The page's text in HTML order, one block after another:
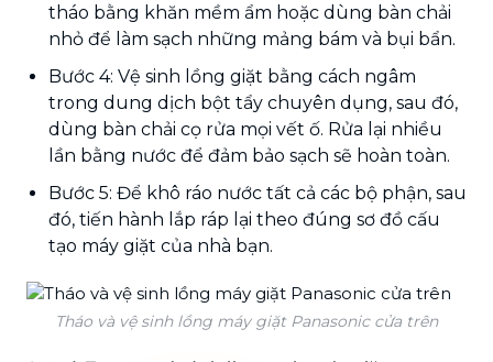
tháo bằng khăn mềm ẩm hoặc dùng bàn chải
nhỏ để làm sạch những mảng bám và bụi bẩn.
Bước 4: Vệ sinh lồng giặt bằng cách ngâm
trong dung dịch bột tẩy chuyên dụng, sau đó,
dùng bàn chải cọ rửa mọi vết ố. Rửa lại nhiều
lần bằng nước để đảm bảo sạch sẽ hoàn toàn.
Bước 5: Để khô ráo nước tất cả các bộ phận, sau
đó, tiến hành lắp ráp lại theo đúng sơ đồ cấu
tạo máy giặt của nhà bạn.
Tháo và vệ sinh lồng máy giặt Panasonic cửa trên